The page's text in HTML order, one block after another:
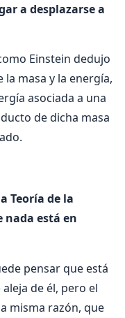
a desplazar­se a
Einstein de­dujo
masa y la energía,
asocia­da a una
de di­cha masa
Teoría de la
nada está en
pensar que está
de él, pero el
misma razón, que